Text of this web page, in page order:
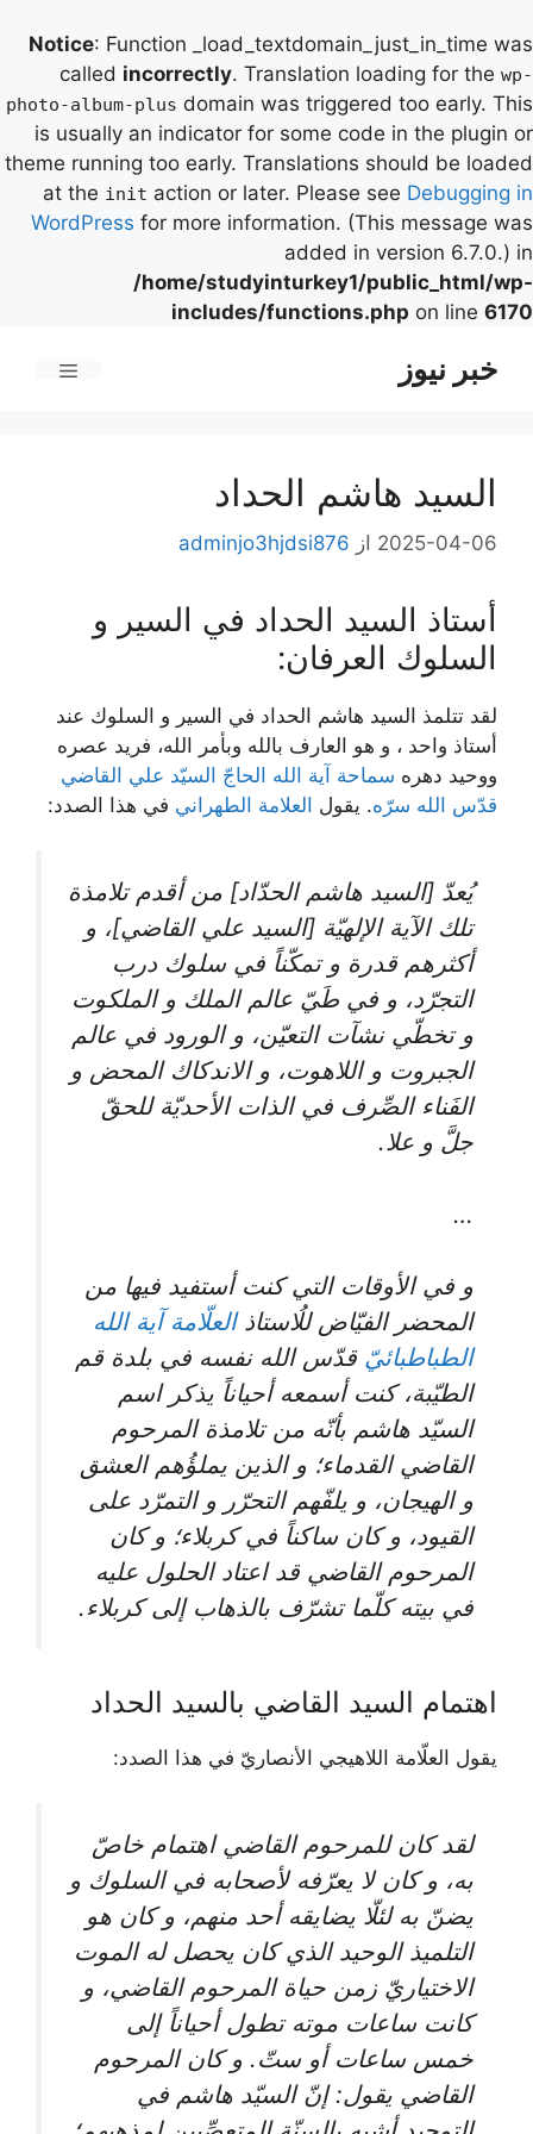
Notice: Function _load_textdomain_just_in_time was
called incorrectly. Translation loading for the wp-
photo-album-plus domain was triggered too early. This
is usually an indicator for some code in the plugin or
theme running too early. Translations should be loaded
at the init action or later. Please see Debugging in
WordPress for more information. (This message was
added in version 6.7.0.) in
/home/studyinturkey1/public_html/wp-
includes/functions.php on line 6170
خبر نیوز
السيد هاشم الحداد
2025-04-06 از adminjo3hjdsi876
أستاذ السيد الحداد في السير و
السلوك العرفان:
لقد تتلمذ السيد هاشم الحداد في السير و السلوك عند
أستاذ واحد ، و هو العارف بالله وبأمر الله، فريد عصره
ووحيد دهره سماحة آیة ‌الله الحاجّ السیّد علي القاضي
قدّس الله سرّه. يقول العلامة الطهراني في هذا الصدد:
يُعدّ [السيد هاشم الحدّاد] من أقدم تلامذة
تلك الآية الإلهيّة [السيد علي القاضي]، و
أكثرهم قدرة و تمكّناً في سلوك درب
التجرّد، و في طَيّ عالم الملك و الملكوت
و تخطّي نشآت التعيّن، و الورود في عالم
الجبروت و اللاهوت، و الاندكاك المحض و
الفَناء الصِّرف في الذات الأحديّة للحقّ
جلَّ و علا.
…
و في الأوقات التي كنت أستفيد فيها من
المحضر الفيّاض للُاستاذالعلّامة آية الله
الطباطبائيّ قدّس الله نفسه في بلدة قم
الطيّبة، كنت أسمعه أحياناً يذكر اسم
السيّد هاشم بأنّه من تلامذة المرحوم
القاضي القدماء؛ و الذين يملؤُهم العشق
و الهيجان، و يلفّهم التحرّر و التمرّد على
القيود، و كان ساكناً في كربلاء؛ و كان
المرحوم القاضي قد اعتاد الحلول عليه
في بيته كلّما تشرّف بالذهاب إلى كربلاء.
اهتمام السيد القاضي بالسيد الحداد
يقول العلّامة اللاهيجي الأنصاريّ في هذا الصدد:
لقد كان للمرحوم القاضي اهتمام خاصّ
به، و كان لا يعرّفه لأصحابه في السلوك و
يضنّ به لئلّا يضايقه أحد منهم، و كان هو
التلميذ الوحيد الذي كان يحصل له الموت
الاختياريّ زمن حياة المرحوم القاضي، و
كانت ساعات موته تطول أحياناً إلى
خمس ساعات أو ستّ. و كان المرحوم
القاضي يقول: إنّ السيّد هاشم في